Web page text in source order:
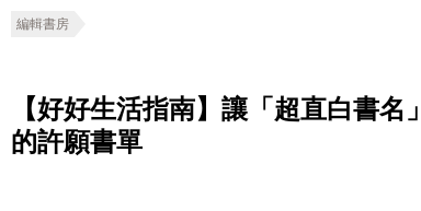
編輯書房
【好好生活指南】讓「超直白書
的許願書單